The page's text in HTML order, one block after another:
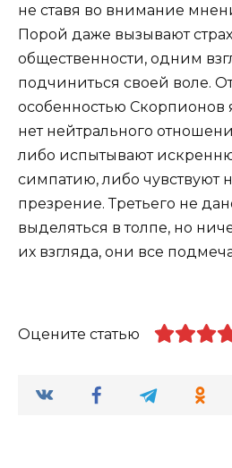
не ставя во внимание
Порой даже вызывают страх
общественности, одним
подчиниться своей воле.
особенностью Скорпионов
нет нейтрального
либо испытывают
симпатию, либо чувствуют
презрение. Третьего не
выделяться в толпе, но
их взгляда, они все
Оцените статью